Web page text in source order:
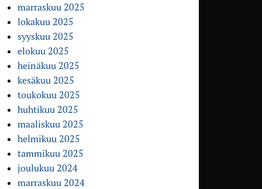
marraskuu 2025
lokakuu 2025
syyskuu 2025
elokuu 2025
heinäkuu 2025
kesäkuu 2025
toukokuu 2025
huhtikuu 2025
maaliskuu 2025
helmikuu 2025
tammikuu 2025
joulukuu 2024
marraskuu 2024